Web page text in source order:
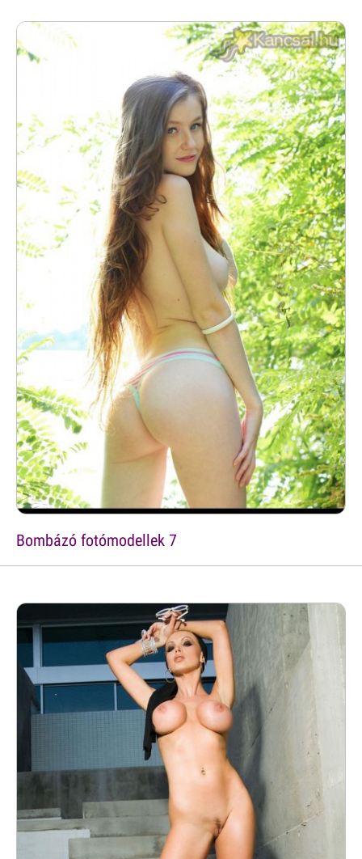
Bombázó fotómodellek 7